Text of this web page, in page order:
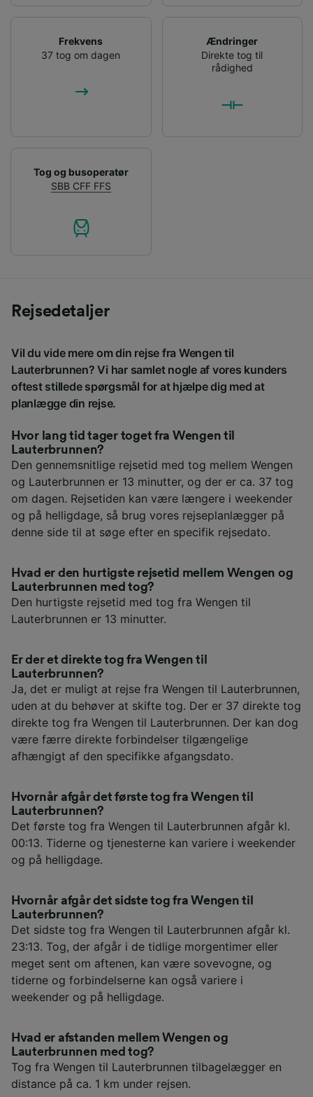
Frekvens
37 tog om dagen
Ændringer
Direkte tog til
rådighed
Tog og busoperatør
SBB CFF FFS
Rejsedetaljer
Vil du vide mere om din rejse fra Wengen til
Lauterbrunnen? Vi har samlet nogle af vores kunders
oftest stillede spørgsmål for at hjælpe dig med at
planlægge din rejse.
Hvor lang tid tager toget fra Wengen til
Lauterbrunnen?
Den gennemsnitlige rejsetid med tog mellem Wengen
og Lauterbrunnen er 13 minutter, og der er ca. 37 tog
om dagen. Rejsetiden kan være længere i weekender
og på helligdage, så brug vores rejseplanlægger på
denne side til at søge efter en specifik rejsedato.
Hvad er den hurtigste rejsetid mellem Wengen og
Lauterbrunnen med tog?
Den hurtigste rejsetid med tog fra Wengen til
Lauterbrunnen er 13 minutter.
Er der et direkte tog fra Wengen til
Lauterbrunnen?
Ja, det er muligt at rejse fra Wengen til Lauterbrunnen,
uden at du behøver at skifte tog. Der er 37 direkte tog
direkte tog fra Wengen til Lauterbrunnen. Der kan dog
være færre direkte forbindelser tilgængelige
afhængigt af den specifikke afgangsdato.
Hvornår afgår det første tog fra Wengen til
Lauterbrunnen?
Det første tog fra Wengen til Lauterbrunnen afgår kl.
00:13. Tiderne og tjenesterne kan variere i weekender
og på helligdage.
Hvornår afgår det sidste tog fra Wengen til
Lauterbrunnen?
Det sidste tog fra Wengen til Lauterbrunnen afgår kl.
23:13. Tog, der afgår i de tidlige morgentimer eller
meget sent om aftenen, kan være sovevogne, og
tiderne og forbindelserne kan også variere i
weekender og på helligdage.
Hvad er afstanden mellem Wengen og
Lauterbrunnen med tog?
Tog fra Wengen til Lauterbrunnen tilbagelægger en
distance på ca. 1 km under rejsen.